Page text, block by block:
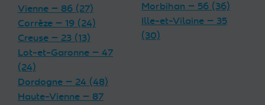
Vienne — 86 (27)
Corrèze — 19 (24)
Creuse — 23 (13)
Lot-et-Garonne — 47
(24)
Dordogne — 24 (48)
Haute-Vienne — 87
Morbihan — 56 (36)
Ille-et-Vilaine — 35
(30)